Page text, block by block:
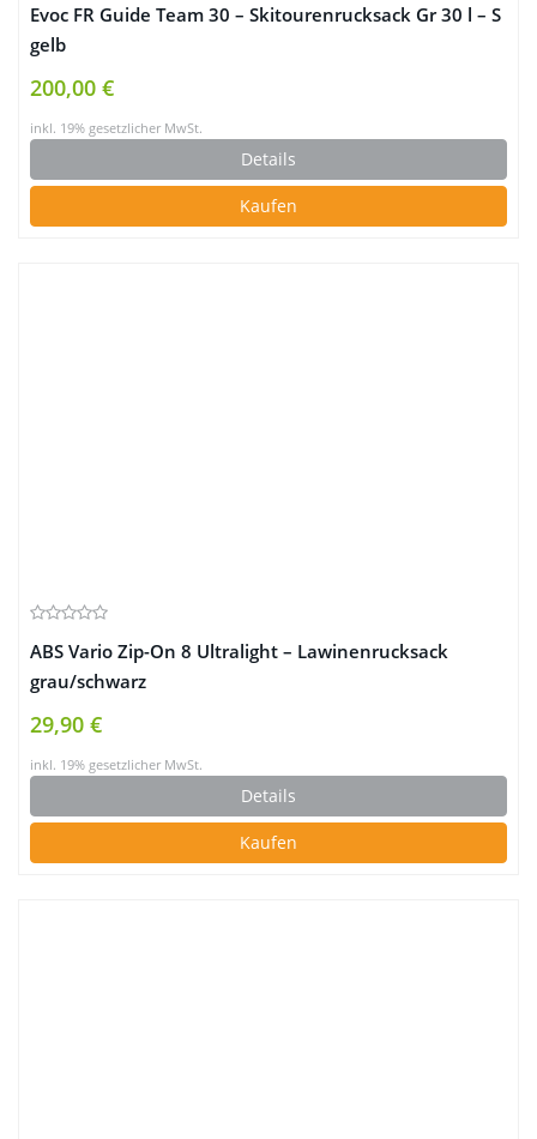
Evoc FR Guide Team 30 – Skitourenrucksack Gr 30 l – S
gelb
200,00 €
inkl. 19% gesetzlicher MwSt.
Details
Kaufen
ABS Vario Zip-On 8 Ultralight – Lawinenrucksack
grau/schwarz
29,90 €
inkl. 19% gesetzlicher MwSt.
Details
Kaufen